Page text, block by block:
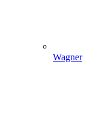
Wagner